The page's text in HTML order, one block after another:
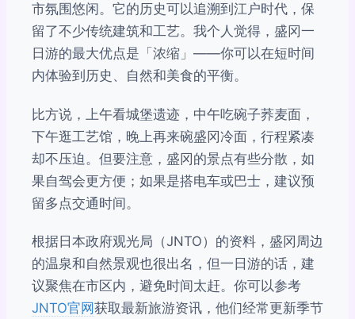
市氛围悠闲。它的历史可以追溯到江户时代，保
留了不少传统建筑和工艺。我个人觉得，盛冈一
日游的最大优点是「浓缩」——你可以在短时间
内体验到历史、自然和美食的平衡。
比方说，上午看城堡遗迹，中午吃碗子荞麦面，
下午逛工艺馆，晚上再来碗盛冈冷面，行程紧凑
却不压迫。但要注意，盛冈的景点有些分散，如
果自驾会更方便；如果是搭电车或巴士，建议预
留多点交通时间。
根据日本政府观光局（JNTO）的资料，盛冈周边
的温泉和自然景观也很出名，但一日游的话，建
议聚焦在市区内，避免时间太赶。你可以参考
JNTO官网获取最新旅游资讯，他们经常更新季节